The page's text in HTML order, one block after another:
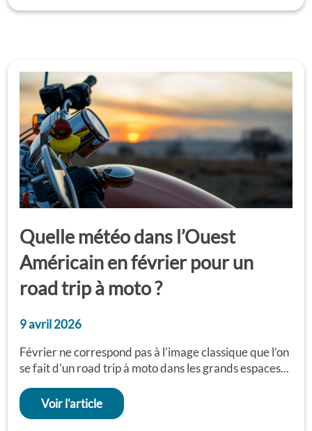
Quelle météo dans l’Ouest
Américain en février pour un
road trip à moto ?
9 avril 2026
Février ne correspond pas à l’image classique que l’on
se fait d’un road trip à moto dans les grands espaces...
Voir l'article